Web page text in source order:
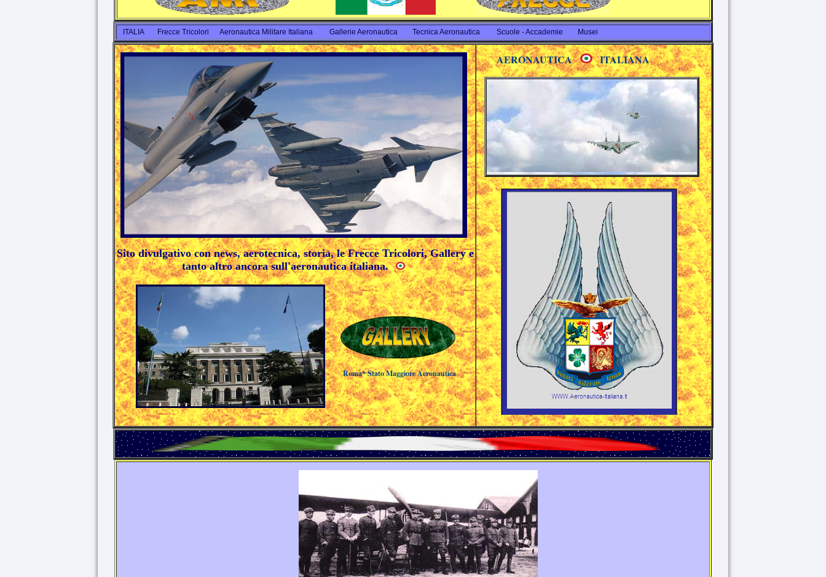
ITALIA Frecce Tricolori Aeronautica Militare Italiana Gallerie Aeronautica Tecnica Aeronautica Scuole - Accademie Musei
Sito divulgativo con news, aerotecnica, storia, le Frecce Tricolori, Gallery e
tanto altro ancora sull'aeronautica italiana.
Roma*Stato Maggiore Aeronautica
AERONAUTICA ITALIANA